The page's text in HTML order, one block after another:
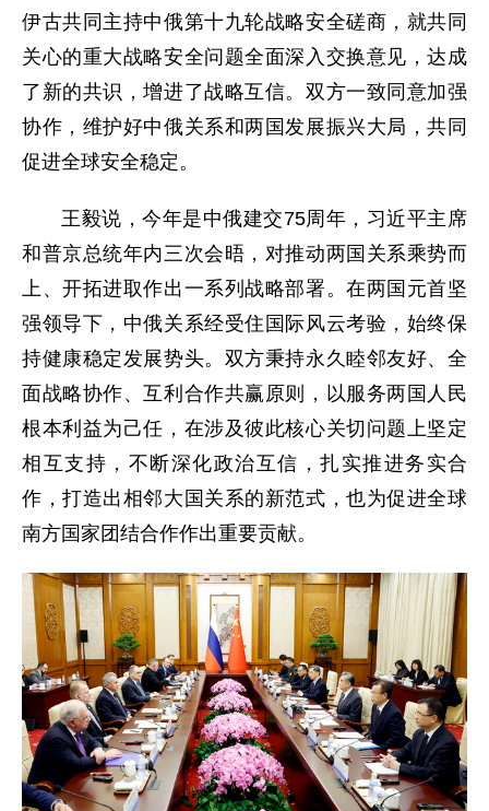
伊古共同主持中俄第十九轮战略安全磋商，就共同
关心的重大战略安全问题全面深入交换意见，达成
了新的共识，增进了战略互信。双方一致同意加强
协作，维护好中俄关系和两国发展振兴大局，共同
促进全球安全稳定。
王毅说，今年是中俄建交75周年，习近平主席
和普京总统年内三次会晤，对推动两国关系乘势而
上、开拓进取作出一系列战略部署。在两国元首坚
强领导下，中俄关系经受住国际风云考验，始终保
持健康稳定发展势头。双方秉持永久睦邻友好、全
面战略协作、互利合作共赢原则，以服务两国人民
根本利益为己任，在涉及彼此核心关切问题上坚定
相互支持，不断深化政治互信，扎实推进务实合
作，打造出相邻大国关系的新范式，也为促进全球
南方国家团结合作作出重要贡献。